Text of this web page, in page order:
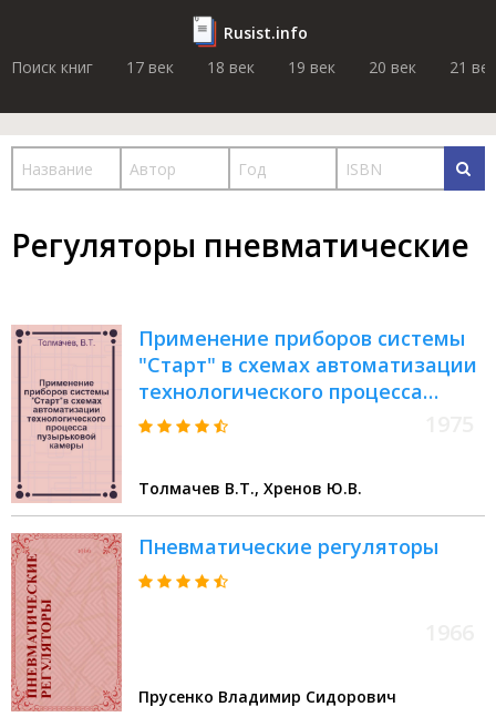
Rusist.info
Поиск книг
17 век 18 век 19 век 20 век 21 век
Регуляторы пневматические
Применение приборов системы
"Старт" в схемах автоматизации
технологического процесса
пузырьковой камеры
Толмачев В.Т., Хренов Ю.В.
Пневматические регуляторы
Прусенко Владимир Сидорович